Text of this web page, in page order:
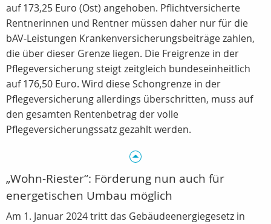
auf 173,25 Euro (Ost) angehoben. Pflichtversicherte
Rentnerinnen und Rentner müssen daher nur für die
bAV-Leistungen Krankenversicherungsbeiträge zahlen,
die über dieser Grenze liegen. Die Freigrenze in der
Pflegeversicherung steigt zeitgleich bundeseinheitlich
auf 176,50 Euro. Wird diese Schongrenze in der
Pflegeversicherung allerdings überschritten, muss auf
den gesamten Rentenbetrag der volle
Pflegeversicherungssatz gezahlt werden.
„Wohn-Riester“: Förderung nun auch für
energetischen Umbau möglich
Am 1. Januar 2024 tritt das Gebäudeenergiegesetz in